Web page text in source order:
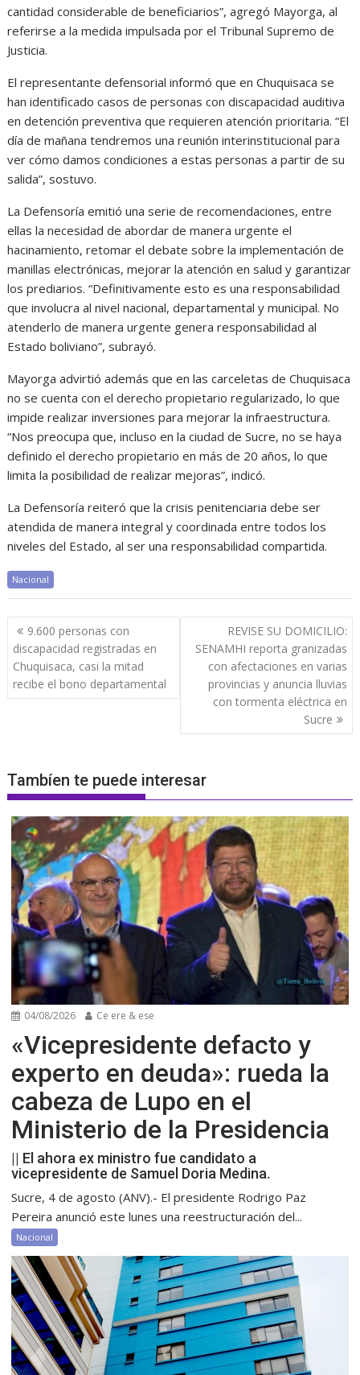
cantidad considerable de beneficiarios”, agregó Mayorga, al
referirse a la medida impulsada por el Tribunal Supremo de
Justicia.
El representante defensorial informó que en Chuquisaca se
han identificado casos de personas con discapacidad auditiva
en detención preventiva que requieren atención prioritaria. “El
día de mañana tendremos una reunión interinstitucional para
ver cómo damos condiciones a estas personas a partir de su
salida”, sostuvo.
La Defensoría emitió una serie de recomendaciones, entre
ellas la necesidad de abordar de manera urgente el
hacinamiento, retomar el debate sobre la implementación de
manillas electrónicas, mejorar la atención en salud y garantizar
los prediarios. “Definitivamente esto es una responsabilidad
que involucra al nivel nacional, departamental y municipal. No
atenderlo de manera urgente genera responsabilidad al
Estado boliviano”, subrayó.
Mayorga advirtió además que en las carceletas de Chuquisaca
no se cuenta con el derecho propietario regularizado, lo que
impide realizar inversiones para mejorar la infraestructura.
“Nos preocupa que, incluso en la ciudad de Sucre, no se haya
definido el derecho propietario en más de 20 años, lo que
limita la posibilidad de realizar mejoras”, indicó.
La Defensoría reiteró que la crisis penitenciaria debe ser
atendida de manera integral y coordinada entre todos los
niveles del Estado, al ser una responsabilidad compartida.
Nacional
Navegación
de
entradas
9.600 personas con
discapacidad registradas en
Chuquisaca, casi la mitad
recibe el bono departamental
REVISE SU DOMICILIO:
SENAMHI reporta granizadas
con afectaciones en varias
provincias y anuncia lluvias
con tormenta eléctrica en
Sucre
Tambíen te puede interesar
04/08/2026 Ce ere & ese
«Vicepresidente defacto y
experto en deuda»: rueda la
cabeza de Lupo en el
Ministerio de la Presidencia
|| El ahora ex ministro fue candidato a
vicepresidente de Samuel Doria Medina.
Sucre, 4 de agosto (ANV).- El presidente Rodrigo Paz
Pereira anunció este lunes una reestructuración del...
Nacional